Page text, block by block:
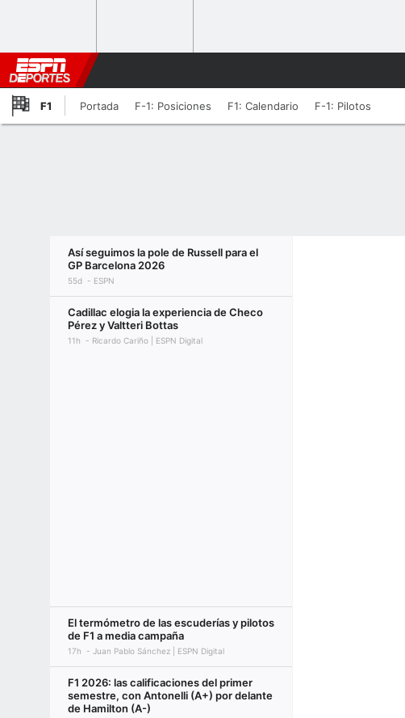
F1 Portada F-1: Posiciones F1: Calendario F-1: Pilotos
Así seguimos la pole de Russell para el
GP Barcelona 2026
55d ESPN
Cadillac elogia la experiencia de Checo
Pérez y Valtteri Bottas
11h Ricardo Cariño | ESPN Digital
El termómetro de las escuderías y pilotos
de F1 a media campaña
17h Juan Pablo Sánchez | ESPN Digital
F1 2026: las calificaciones del primer
semestre, con Antonelli (A+) por delante
de Hamilton (A-)